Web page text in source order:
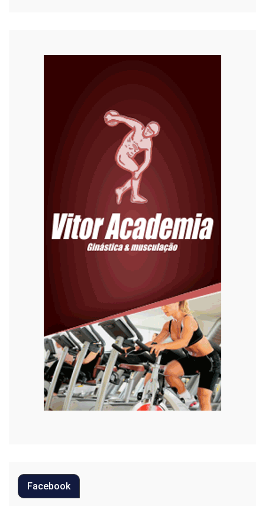
Curiosidades
Emprego
Esporte
Moda
Mundo
Música
Regional
Facebook